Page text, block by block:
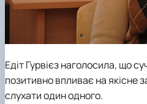
Едіт Гурвієз наголосила, що
позитивно впливає на якісне
слухати один одного.